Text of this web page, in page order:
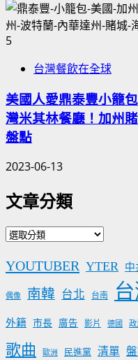
5
台灣餐飲在全球
美國人愛鼎泰豐小籠
灣米其林餐廳！加州
盤點
2023-06-13
文章分類
文
分
YOUTUBER YTER 中
偶像 南韓 台北 台南
外籍 市長 廣告 影片 德國
歌曲 歐洲 民進黨 清單